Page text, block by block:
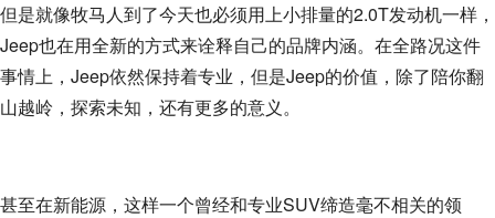
但是就像牧马人到了今天也必须用上小排量的2.0T发动机一样，
Jeep也在用全新的方式来诠释自己的品牌内涵。在全路况这件
事情上，Jeep依然保持着专业，但是Jeep的价值，除了陪你翻
山越岭，探索未知，还有更多的意义。
甚至在新能源，这样一个曾经和专业SUV缔造毫不相关的领